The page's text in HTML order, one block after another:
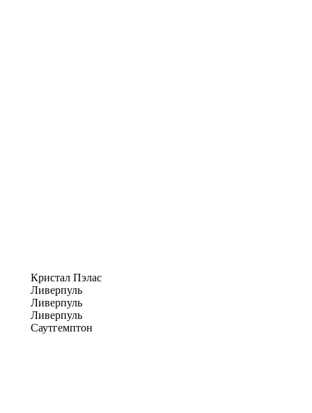
Кристал Пэлас
Ливерпуль
Ливерпуль
Ливерпуль
Саутгемптон